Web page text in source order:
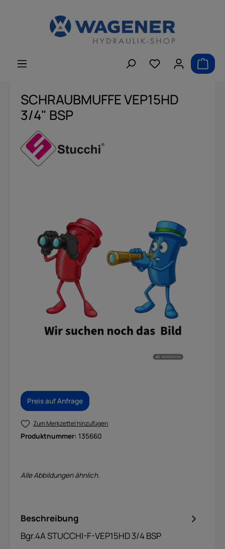
SCHRAUBMUFFE VEP15HD
3/4" BSP
Preis auf Anfrage
Zum Merkzettel hinzufügen
Produktnummer: 135660
Alle Abbildungen ähnlich.
Beschreibung
Bgr.4A STUCCHI-F-VEP15HD 3/4 BSP